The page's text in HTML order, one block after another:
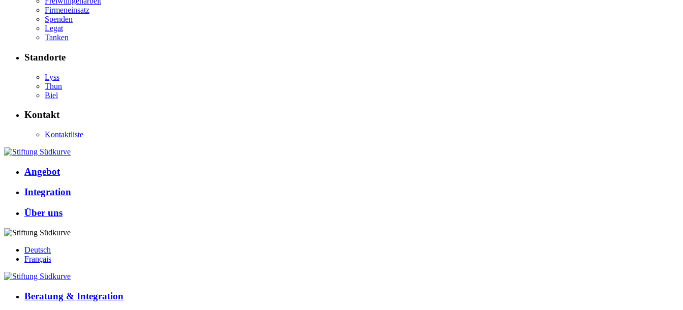
Firmeneinsatz
Spenden
Legat
Tanken
Standorte
Lyss
Thun
Biel
Kontakt
Kontaktliste
Angebot
Integration
Über uns
Deutsch
Français
Beratung & Integration